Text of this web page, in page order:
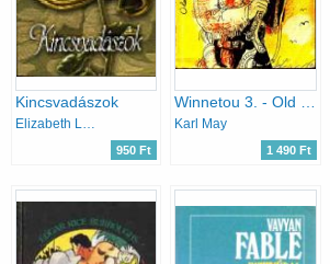
Kincsvadászok
Elizabeth Lowell
950 Ft
Winnetou 3. - Old Firehand
Karl May
1 490 Ft